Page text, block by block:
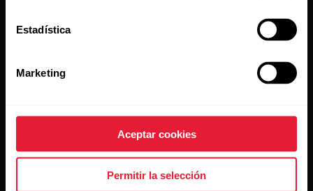
Estadística
Marketing
Aceptar cookies
Permitir la selección
electrónicos de Polar y confirmas que has leído nuestro
Aviso de privacidad.
Productos
Sensores
Acerca de Polar
Nuestra esencia
La ciencia